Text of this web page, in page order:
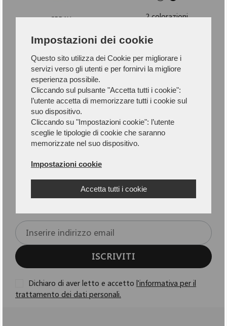
Impostazioni dei cookie
Questo sito utilizza dei Cookie per migliorare i
servizi verso gli utenti e per fornirvi la migliore
esperienza possibile.
Cliccando sul pulsante "Accetta tutti i cookie":
l’utente accetta di memorizzare tutti i cookie sul
suo dispositivo.
Cliccando su "Impostazioni cookie": l’utente
sceglie le tipologie di cookie che saranno
memorizzate nel suo dispositivo.
Impostazioni cookie
Accetta tutti i cookie
SPRAY
ACC-PL-OE81
26,50 €
2 colorazioni
ANTIAGGRESSIONE RSG2
ACC-PL-OE83
99,00 €
1
Newsletter
Iscriviti alla Newsletter per rimanere
aggiornato.
ISCRIVITI
Dichiaro di aver letto e accetto l'informativa per il
trattamento dei dati personali.